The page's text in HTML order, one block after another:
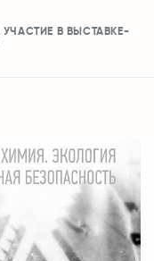
В ВЫСТАВКЕ-